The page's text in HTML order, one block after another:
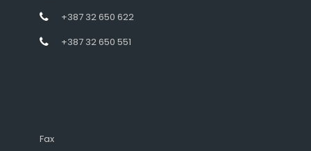
+387 32 650 622
+387 32 650 551
Fax